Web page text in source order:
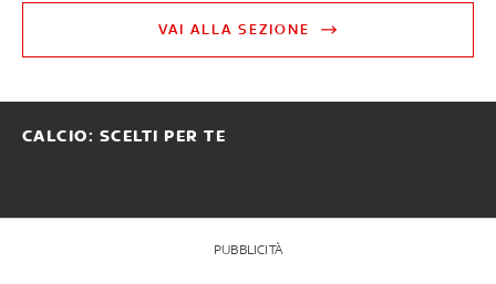
VAI ALLA SEZIONE
CALCIO: SCELTI PER TE
PUBBLICITÀ